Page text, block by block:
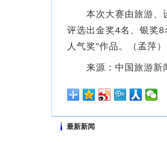
本次大赛由旅游、设
评选出金奖4名、银奖
人气奖”作品。（孟萍）
来源：中国旅游新
最新新闻